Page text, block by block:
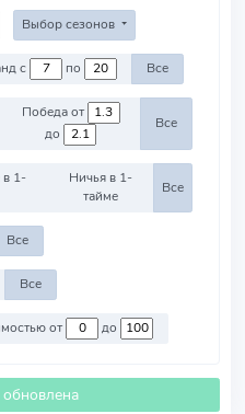
Выбор сезонов
Против команд с по Все
Победа от
до
Все
1-
Ничья в 1-
тайме
Все
Все
Все
Против команд со стоимостью от до
обновлена